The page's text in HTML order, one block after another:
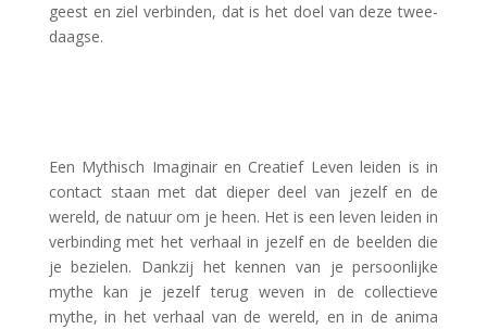
geest en ziel verbinden, dat is het doel van deze twee-
daagse.
Een Mythisch Imaginair en Creatief Leven leiden is in
contact staan met dat dieper deel van jezelf en de
wereld, de natuur om je heen. Het is een leven leiden in
verbinding met het verhaal in jezelf en de beelden die
je bezielen. Dankzij het kennen van je persoonlijke
mythe kan je jezelf terug weven in de collectieve
mythe, in het verhaal van de wereld, en in de anima